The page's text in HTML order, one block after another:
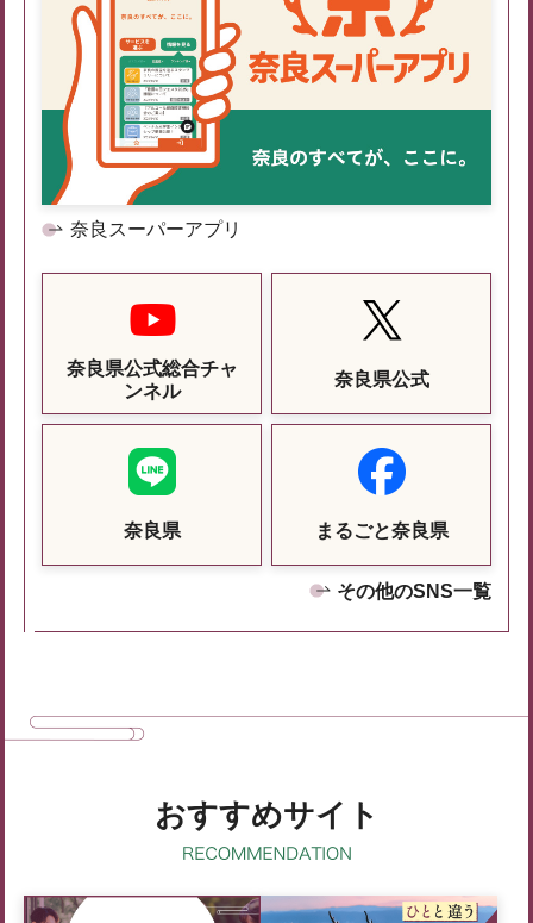
奈良スーパーアプリ
奈良県公式総合チャ
ンネル
奈良県公式
奈良県 まるごと奈良県
その他のSNS一覧
おすすめサイト